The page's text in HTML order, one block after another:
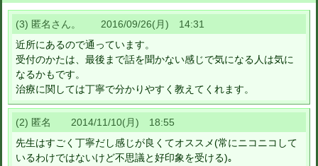
(3) 匿名さん。 2016/09/26(月) 14:31
近所にあるので通っています。
受付のかたは、最後まで話を聞かない感じで気になる人は気に
なるかもです。
治療に関しては丁寧で分かりやすく教えてくれます。
(2) 匿名 2014/11/10(月) 18:55
先生はすごく丁寧だし感じが良くてオススメ(常にニコニコして
いるわけではないけど不思議と好印象を受ける)｡